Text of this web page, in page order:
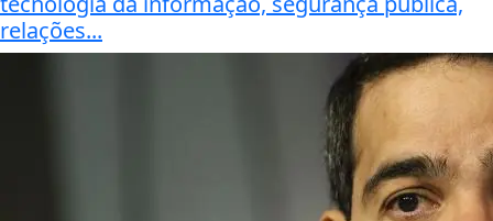
relações...